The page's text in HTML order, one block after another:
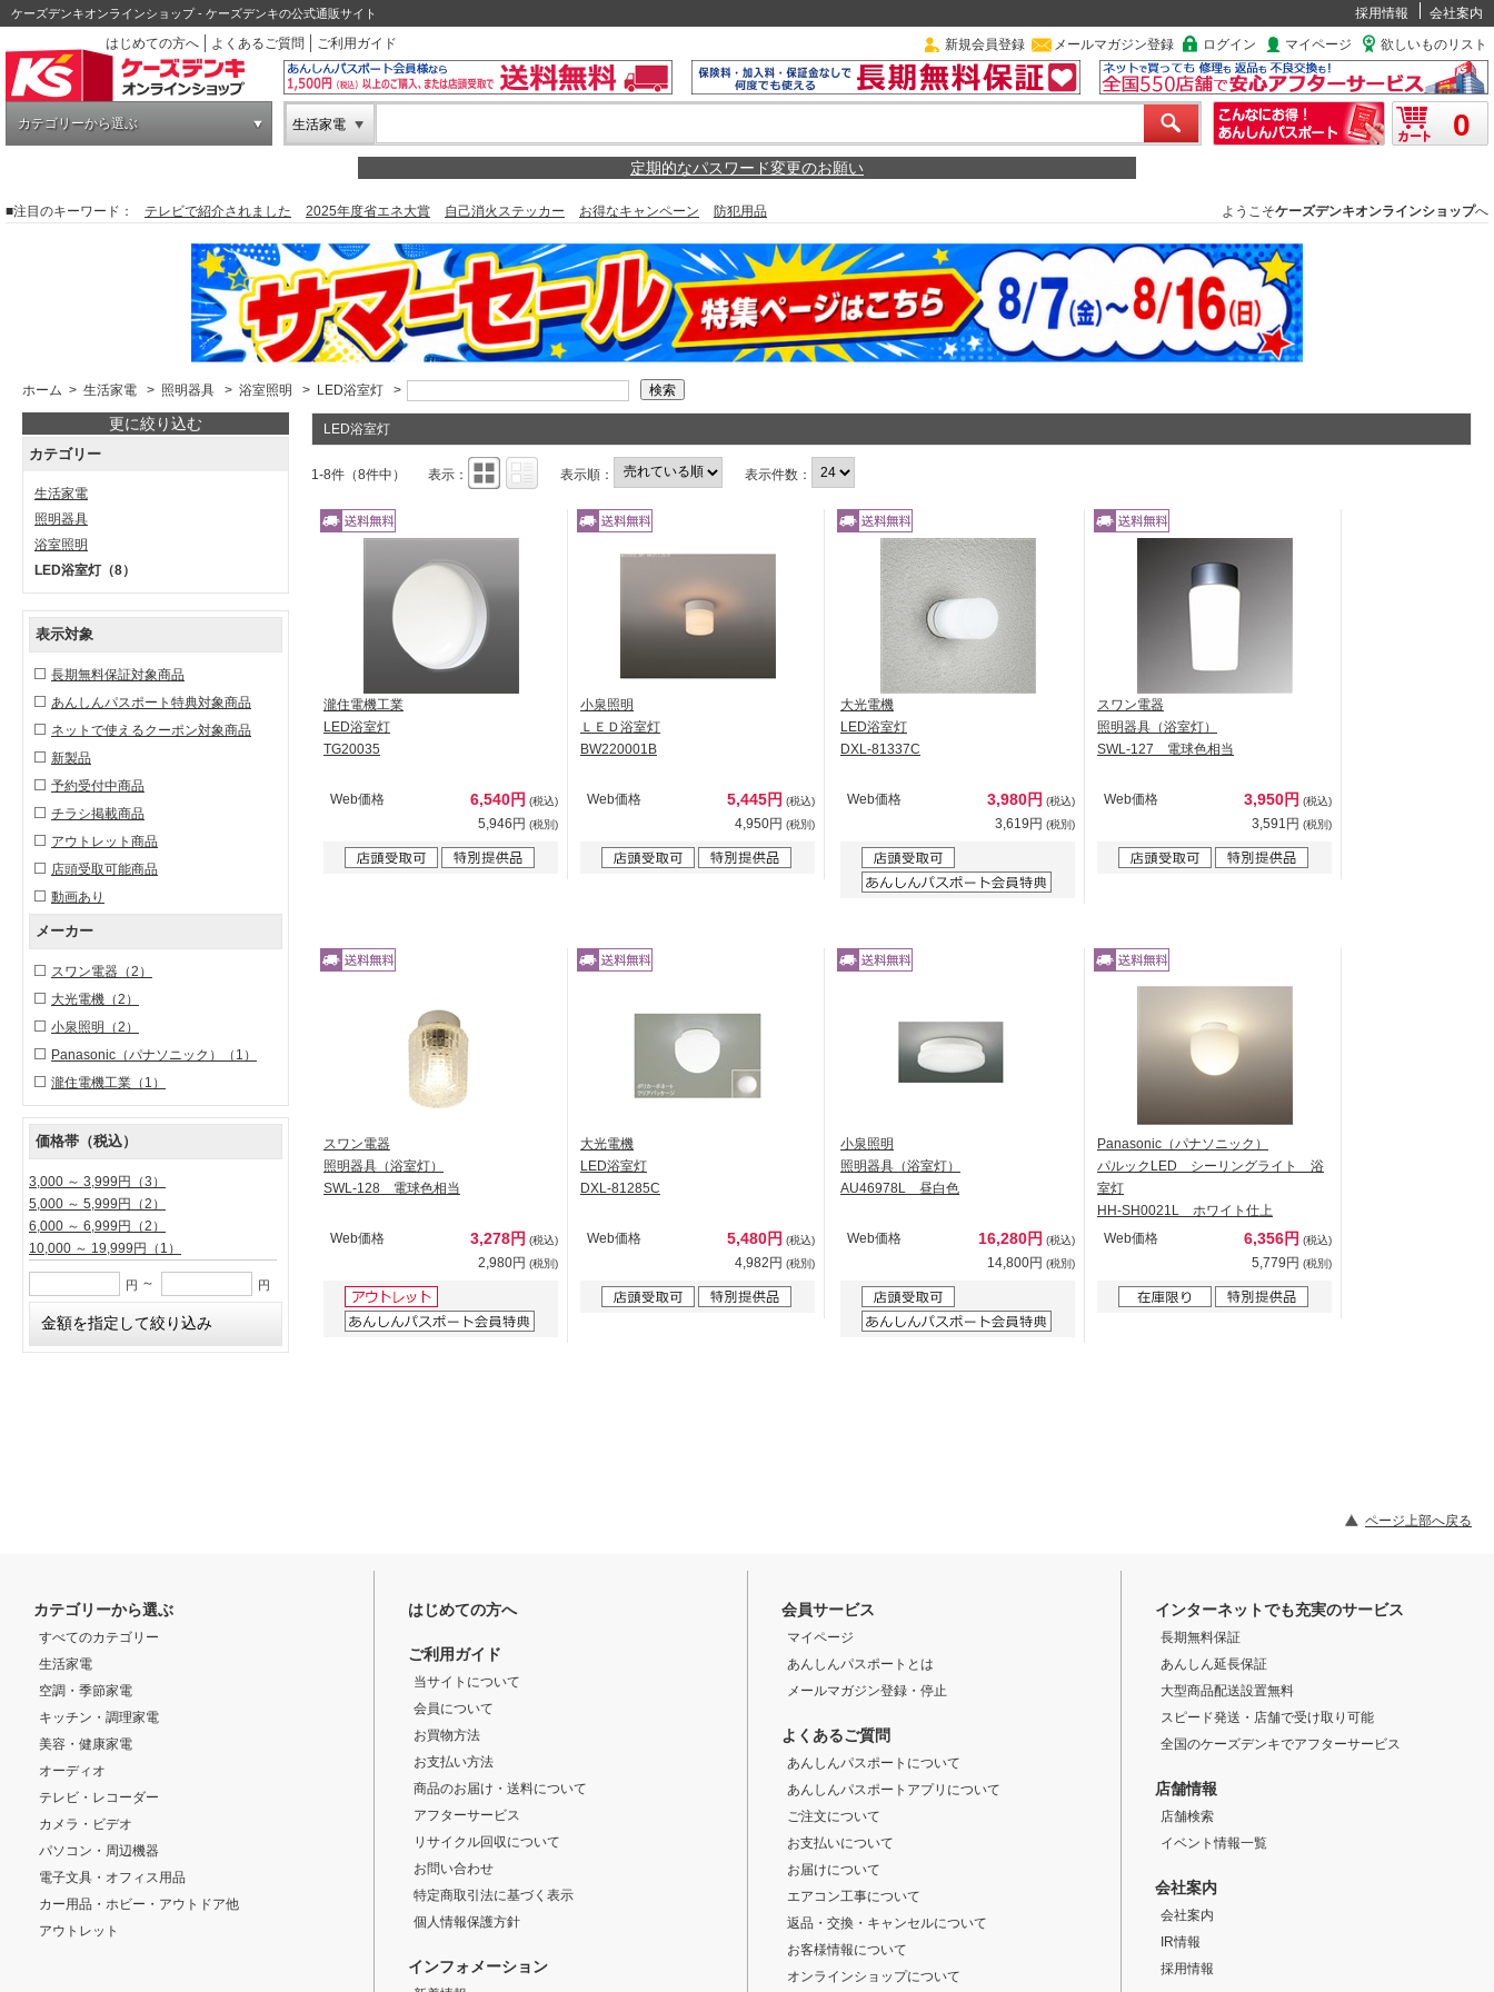
ケーズデンキオンラインショップ - ケーズデンキの公式通販サイト 採用情報
会社案内
はじめての方へ
よくあるご質問 ご利用ガイド 新規会員登録 メールマガジン登録 ログイン マイページ 欲しいものリスト
カテゴリーから選ぶ 生活家電 0
定期的なパスワード変更のお願い
■注目のキーワード： テレビで紹介されました 2025年度省エネ大賞 自己消火ステッカー お得なキャンペーン 防犯用品 ようこそケーズデンキオンラインショップへ
ホーム > 生活家電 > 照明器具 > 浴室照明 > LED浴室灯 >
更に絞り込む
カテゴリー
生活家電
照明器具
浴室照明
LED浴室灯（8）
表示対象
長期無料保証対象商品
あんしんパスポート特典対象商品
ネットで使えるクーポン対象商品
新製品
予約受付中商品
チラシ掲載商品
アウトレット商品
店頭受取可能商品
動画あり
メーカー
スワン電器 （2）
大光電機 （2）
小泉照明
（2）
Panasonic（パナソニック）
（1）
瀧住電機工業 （1）
価格帯（税込）
3,000 ～ 3,999円
（3）
5,000 ～ 5,999円
（2）
6,000 ～ 6,999円
（2）
10,000 ～ 19,999円
（1）
円 ～ 円
LED浴室灯
1-8件（8件中） 表示： 表示順： 表示件数：
瀧住電機工業
LED浴室灯
TG20035
Web価格 6,540円 (税込)
5,946円 (税別)
小泉照明
ＬＥＤ浴室灯
BW220001B
Web価格 5,445円 (税込)
4,950円 (税別)
大光電機
LED浴室灯
DXL-81337C
Web価格 3,980円 (税込)
3,619円 (税別)
スワン電器
照明器具（浴室灯）
SWL-127 電球色相当
Web価格 3,950円 (税込)
3,591円 (税別)
スワン電器
照明器具（浴室灯）
SWL-128 電球色相当
Web価格 3,278円 (税込)
2,980円 (税別)
大光電機
LED浴室灯
DXL-81285C
Web価格 5,480円 (税込)
4,982円 (税別)
小泉照明
照明器具（浴室灯）
AU46978L 昼白色
Web価格 16,280円 (税込)
14,800円 (税別)
Panasonic（パナソニック）
パルックLED シーリングライト 浴
室灯
HH-SH0021L ホワイト仕上
Web価格
6,356円 (税込)
5,779円 (税別)
ページ上部へ戻る
カテゴリーから選ぶ
すべてのカテゴリー
生活家電
空調・季節家電
キッチン・調理家電
美容・健康家電
オーディオ
テレビ・レコーダー
カメラ・ビデオ
パソコン・周辺機器
電子文具・オフィス用品
カー用品・ホビー・アウトドア他
アウトレット
はじめての方へ
ご利用ガイド
当サイトについて
会員について
お買物方法
お支払い方法
商品のお届け・送料について
アフターサービス
リサイクル回収について
お問い合わせ
特定商取引法に基づく表示
個人情報保護方針
インフォメーション
会員サービス
マイページ
あんしんパスポートとは
メールマガジン登録・停止
よくあるご質問
あんしんパスポートについて
あんしんパスポートアプリについて
ご注文について
お支払いについて
お届けについて
エアコン工事について
返品・交換・キャンセルについて
お客様情報について
オンラインショップについて
インターネットでも充実のサービス
長期無料保証
あんしん延長保証
大型商品配送設置無料
スピード発送・店舗で受け取り可能
全国のケーズデンキでアフターサービス
店舗情報
店舗検索
イベント情報一覧
会社案内
会社案内
IR情報
採用情報